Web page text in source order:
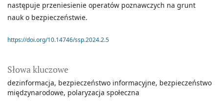
Słowa kluczowe
dezinformacja bezpieczeństwo informacyjne bezpieczeństwo
międzynarodowe polaryzacja społeczna
następuje przeniesienie operatów poznawczych na grunt
nauk o bezpieczeństwie.
https://doi.org/10.14746/ssp.2024.2.5